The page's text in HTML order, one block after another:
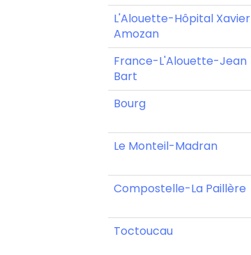
L'Alouette-Hôpital Xavier
Amozan
France-L'Alouette-Jean
Bart
Bourg
Le Monteil-Madran
Compostelle-La Paillère
Toctoucau